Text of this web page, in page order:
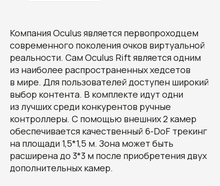
Компания Oculus является первопроходцем
современного поколения очков виртуальной
реальности. Сам Oculus Rift является одним
из наиболее распространенных хедсетов
в мире. Для пользователей доступен широкий
выбор контента. В комплекте идут одни
из лучших среди конкурентов ручные
контроллеры. С помощью внешних 2 камер
обеспечивается качественный 6-DoF трекинг
на площади 1,5*1,5 м. Зона может быть
расширена до 3*3 м после приобретения двух
дополнительных камер.